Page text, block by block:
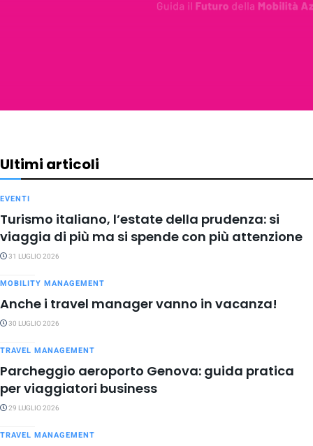
Ultimi articoli
EVENTI
Turismo italiano, l’estate della prudenza: si
viaggia di più ma si spende con più attenzione
31 LUGLIO 2026
MOBILITY MANAGEMENT
Anche i travel manager vanno in vacanza!
30 LUGLIO 2026
TRAVEL MANAGEMENT
Parcheggio aeroporto Genova: guida pratica
per viaggiatori business
29 LUGLIO 2026
TRAVEL MANAGEMENT